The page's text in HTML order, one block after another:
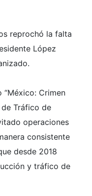
reprochó la falta
López
Crimen
Tráfico de
operaciones
consistente
desde 2018
y tráfico de